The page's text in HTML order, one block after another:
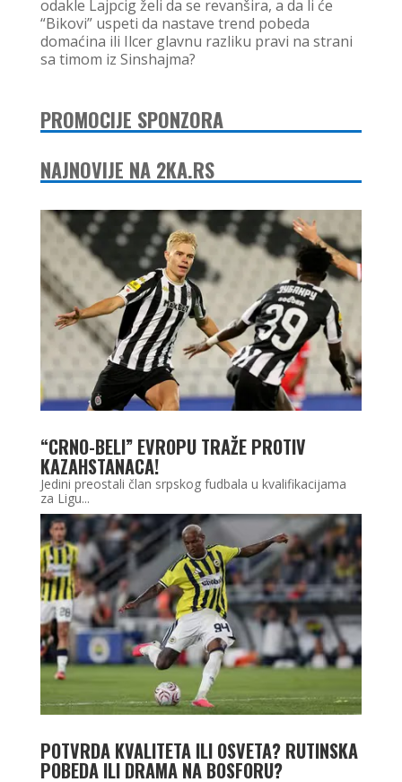
odakle Lajpcig želi da se revanšira, a da li će
“Bikovi” uspeti da nastave trend pobeda
domaćina ili Ilcer glavnu razliku pravi na strani
sa timom iz Sinshajma?
PROMOCIJE SPONZORA
NAJNOVIJE NA 2KA.RS
“CRNO-BELI” EVROPU TRAŽE PROTIV
KAZAHSTANACA!
Jedini preostali član srpskog fudbala u kvalifikacijama
za Ligu...
POTVRDA KVALITETA ILI OSVETA? RUTINSKA
POBEDA ILI DRAMA NA BOSFORU?